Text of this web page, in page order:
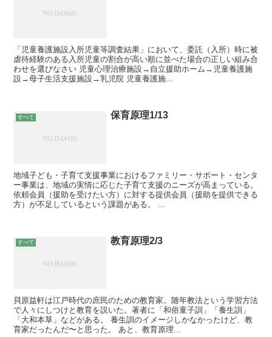
「児童養護施設入所児童等調査結果」において、委託（入所）時に被
虐待経験のある入所児童の割合が高い順に並べた場合の正しい組み合
わせを選びなさい 児童心理治療施設→自立援助ホーム→児童養護施
設→母子生活支援施設→乳児院 児童養護施...
すべて 保育原理1/13
地域子ども・子育て支援事業におけるファミリー・サポート・センタ
ー事業は、地域の実情に応じた子育て支援のニーズが高まっている。
依頼会員（援助を受けたい方）に対する提供会員（援助を提供できる
方）が不足しているという課題がある。 ...
すべて 教育原理2/3
貝原益軒は江戸時代の庶民のための教育家。随年教法という学習方法
で人々にしつけと教育を説いた。著者に「和俗童子訓」「養生訓」
「大和本草」などがある。 養生訓のイメージしかなかったけど、教
育家だったんだ〜と思った。 あと、教育原理...